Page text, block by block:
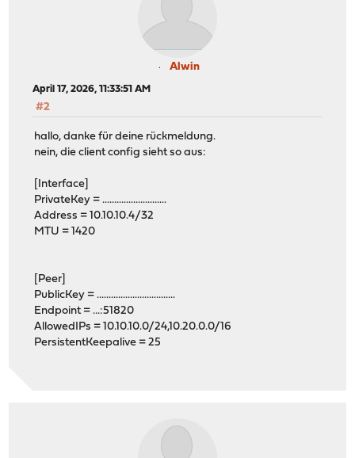
Alwin
April 17, 2026, 11:33:51 AM
#2
hallo, danke für deine rückmeldung.
nein, die client config sieht so aus:
[Interface]
PrivateKey = ...........................
Address = 10.10.10.4/32
MTU = 1420
[Peer]
PublicKey = .................................
Endpoint = ...:51820
AllowedIPs = 10.10.10.0/24,10.20.0.0/16
PersistentKeepalive = 25